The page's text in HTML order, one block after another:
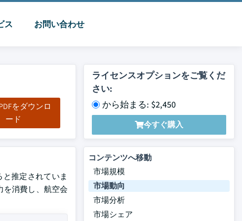
ス お問い合わせ
をダウンロ
ード
ライセンスオプションをご覧くだ
さい:
から始まる: $2,450
今すぐ購入
と推定されていま
を消費し、航空会
コンテンツへ移動
市場規模
市場動向
市場分析
市場シェア